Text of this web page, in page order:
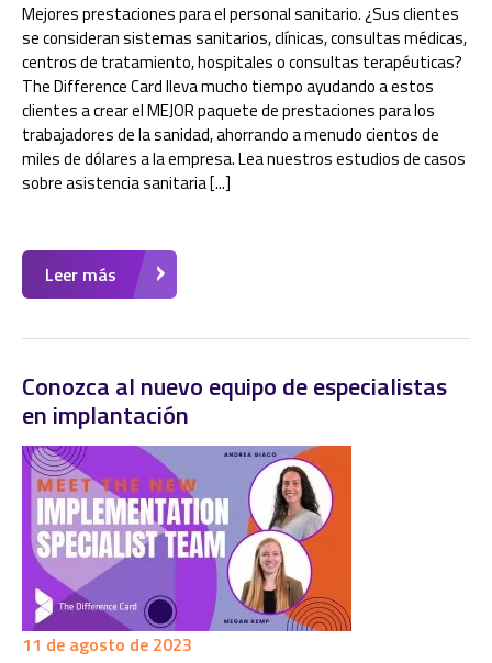
Mejores prestaciones para el personal sanitario. ¿Sus clientes
se consideran sistemas sanitarios, clínicas, consultas médicas,
centros de tratamiento, hospitales o consultas terapéuticas?
The Difference Card lleva mucho tiempo ayudando a estos
clientes a crear el MEJOR paquete de prestaciones para los
trabajadores de la sanidad, ahorrando a menudo cientos de
miles de dólares a la empresa. Lea nuestros estudios de casos
sobre asistencia sanitaria [...]
Leer más
Conozca al nuevo equipo de especialistas
en implantación
11 de agosto de 2023